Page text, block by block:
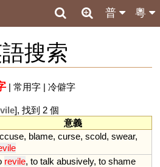
粵
普
搜索
| 常用字| 冷僻字
], 找到 2 個
意義
, blame, curse, scold, swear,
revile, to talk abusively, to shame